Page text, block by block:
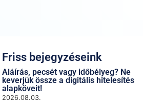
Friss bejegyzéseink
Aláírás, pecsét vagy időbélyeg? Ne
keverjük össze a digitális hitelesítés
alapköveit!
2026.08.03.